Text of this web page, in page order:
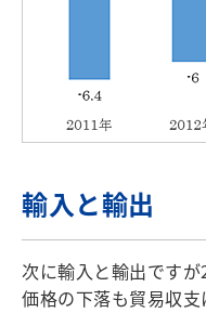
輸入と輸出
次に輸入と輸出です
価格の下落も貿易収支